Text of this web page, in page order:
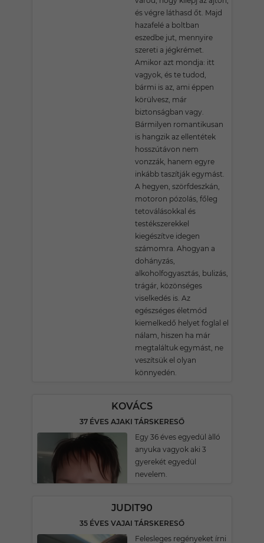
és végre láthasd őt. Majd
hazafelé a boltban
eszedbe jut, mennyire
szereti a jégkrémet.
Amikor azt mondja: itt
vagyok, és te tudod,
bármi is az, ami éppen
körülvesz, már
biztonságban vagy.
Bármilyen romantikusan
is hangzik az ellentétek
hosszútávon nem
vonzzák, hanem egyre
inkább taszítják egymást.
A hegyen, szörfdeszkán,
motoron pózolás, főleg
tetoválásokkal és
testékszerekkel
kiegészítve idegen
számomra. Ahogyan a
dohányzás,
alkoholfogyasztás, bulizás,
trágár, közönséges
viselkedés is. Az
egészséges életmód
kiemelkedő helyet foglal el
nálam, hiszen ha már
megtaláltuk egymást, ne
veszítsük el olyan
könnyedén.
KOVÁCS
37 ÉVES AJAKI TÁRSKERESŐ
Egy 36 éves egyedül àlló
anyuka vagyok aki 3
gyerekét egyedül
nevelem.
JUDIT90
35 ÉVES VAJAI TÁRSKERESŐ
Felesleges regényeket írni